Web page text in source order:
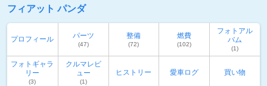
フィアット パンダ
プロフィール パーツ
(47)
整備
(72)
燃費
(102)
フォトアル
バム
(1)
フォトギャラ
リー
(3)
クルマレビ
ュー
(1)
ヒストリー 愛車ログ 買い物